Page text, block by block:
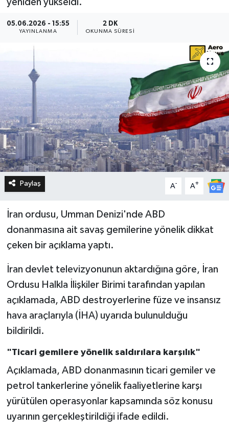
05.06.2026 - 15:55
YAYINLANMA
2 DK
OKUNMA SÜRESI
Paylaş A- A+
İran ordusu, Umman Denizi'nde ABD
donanmasına ait savaş gemilerine yönelik dikkat
çeken bir açıklama yaptı.
İran devlet televizyonunun aktardığına göre, İran
Ordusu Halkla İlişkiler Birimi tarafından yapılan
açıklamada, ABD destroyerlerine füze ve insansız
hava araçlarıyla (İHA) uyarıda bulunulduğu
bildirildi.
"Ticari gemilere yönelik saldırılara karşılık"
Açıklamada, ABD donanmasının ticari gemiler ve
petrol tankerlerine yönelik faaliyetlerine karşı
yürütülen operasyonlar kapsamında söz konusu
uyarının gerçekleştirildiği ifade edildi.